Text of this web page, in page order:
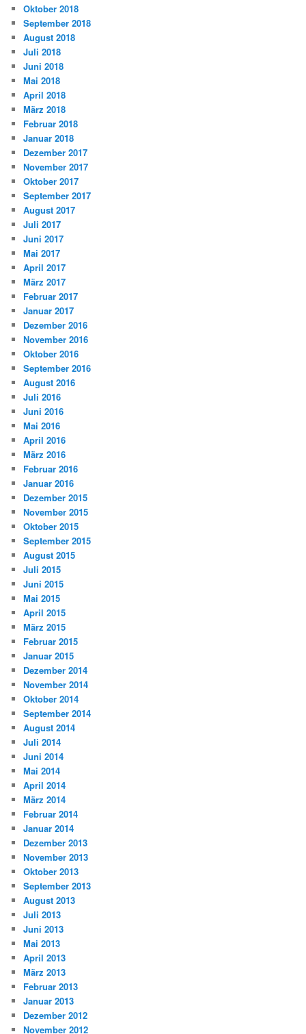
Oktober 2018
September 2018
August 2018
Juli 2018
Juni 2018
Mai 2018
April 2018
März 2018
Februar 2018
Januar 2018
Dezember 2017
November 2017
Oktober 2017
September 2017
August 2017
Juli 2017
Juni 2017
Mai 2017
April 2017
März 2017
Februar 2017
Januar 2017
Dezember 2016
November 2016
Oktober 2016
September 2016
August 2016
Juli 2016
Juni 2016
Mai 2016
April 2016
März 2016
Februar 2016
Januar 2016
Dezember 2015
November 2015
Oktober 2015
September 2015
August 2015
Juli 2015
Juni 2015
Mai 2015
April 2015
März 2015
Februar 2015
Januar 2015
Dezember 2014
November 2014
Oktober 2014
September 2014
August 2014
Juli 2014
Juni 2014
Mai 2014
April 2014
März 2014
Februar 2014
Januar 2014
Dezember 2013
November 2013
Oktober 2013
September 2013
August 2013
Juli 2013
Juni 2013
Mai 2013
April 2013
März 2013
Februar 2013
Januar 2013
Dezember 2012
November 2012